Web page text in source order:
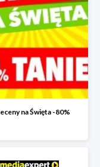
na Święta -80%